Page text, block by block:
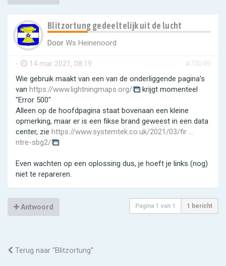
Blitzortung gedeeltelijk uit de lucht
Door Ws Heinenoord
- 14 mar 2021, 08:19
#73049
Wie gebruik maakt van een van de onderliggende pagina's
van https://www.lightningmaps.org/
krijgt momenteel
"Error 500"
Alleen op de hoofdpagina staat bovenaan een kleine
opmerking, maar er is een fikse brand geweest in een data
center, zie https://www.systemtek.co.uk/2021/03/fir ...
ntre-sbg2/
Even wachten op een oplossing dus, je hoeft je links (nog)
niet te repareren.
Antwoord Pagina 1 van 1 1 bericht
Terug naar “Blitzortung”